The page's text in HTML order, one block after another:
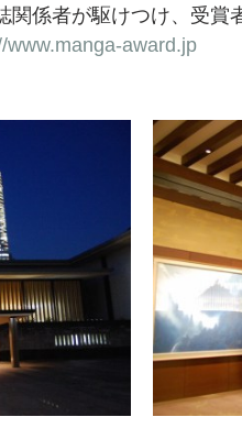
係者が駆けつけ、受賞
www.manga-award.jp